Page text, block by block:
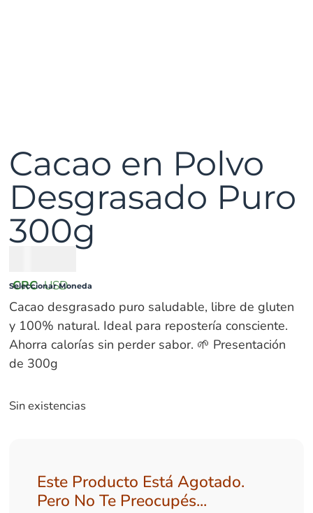
Cacao en Polvo
Desgrasado Puro
300g
CRC USD
Seleccionar Moneda
Cacao desgrasado puro saludable, libre de gluten
y 100% natural. Ideal para repostería consciente.
Ahorra calorías sin perder sabor. 🌱 Presentación
de 300g
Sin existencias
Este Producto Está Agotado.
Pero No Te Preocupés...